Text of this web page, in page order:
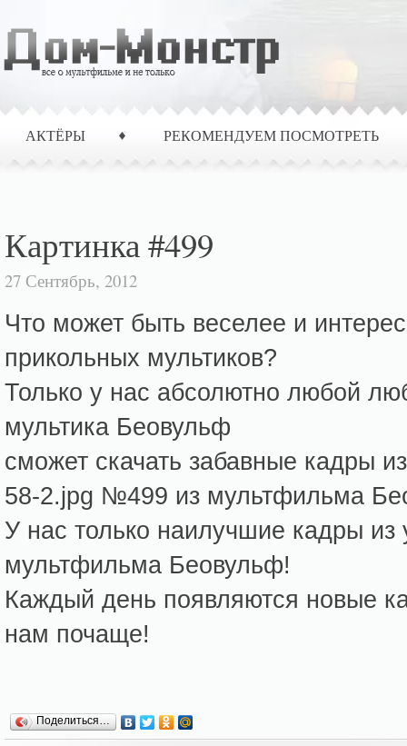
АКТЁРЫ РЕКОМЕНДУЕМ ПОСМОТРЕТЬ
Картинка #499
27 Сентябрь, 2012
Что может быть веселее и
прикольных мультиков?
Только у нас абсолютно любой
мультика Беовульф
сможет скачать забавные кадры
58-2.jpg №499 из мультфильма
У нас только наилучшие кадры из
мультфильма Беовульф!
Каждый день появляются новые
нам почаще!
Поделиться…